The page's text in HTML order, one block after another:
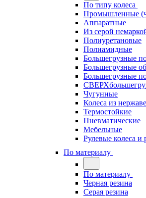
По типу колеса
Промышленные
Аппаратные
Из серой
Полиуретановые
Полиамидные
Большегрузные
Большегрузные
Большегрузные
Чугунные
Колеса из
Термостойкие
Пневматические
Мебельные
Рулевые колеса и
По материалу
По материалу
Черная резина
Серая резина